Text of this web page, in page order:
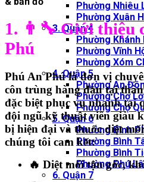
Phường Nhiêu
Phường Xuân
3. Quận 4
Phường Khánh
Phường Vĩnh
Phường Xóm
4. Quận 5
Phường An
Phường Chợ
Phường Chợ
5. Quận 6
Phường Bình
Phường Bình
Phường Bình
Phường Phú
6. Quận 7
1. 👨‍🔧 Giới thiệu
Phú
Phú An Phú là đơn vị
côn trùng hàng đầu tại
đặc biệt phục vụ nhanh tại
đội ngũ kỹ thuật viên giàu
bị hiện đại và thuốc diệt
chúng tôi cam kết:
🔥 Diệt mối tận gốc,